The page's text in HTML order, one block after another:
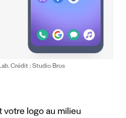
Crédit : Studio Bros
votre logo au milieu